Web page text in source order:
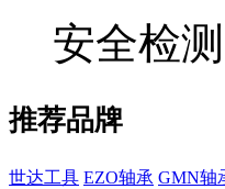
安全检
推荐品牌
世达工具 EZO轴承 GMN轴